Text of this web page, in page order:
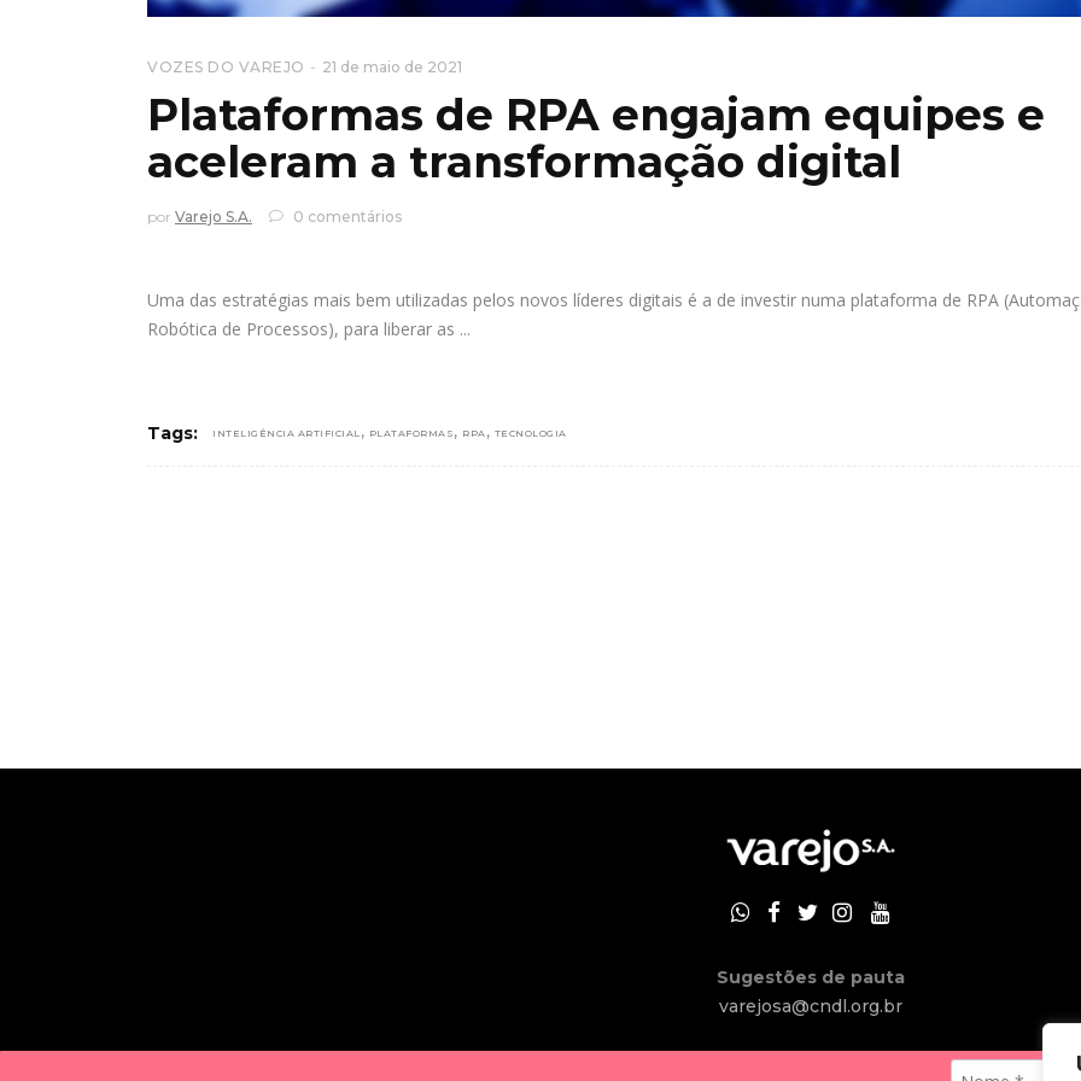
VOZES DO VAREJO 21 de maio de 2021
Plataformas de RPA engajam equipes e
aceleram a transformação digital
por Varejo S.A. 0 comentários
Uma das estratégias mais bem utilizadas pelos novos líderes digitais é a de investir numa plataforma de RPA
Robótica de Processos), para liberar as
Tags: INTELIGÊNCIA ARTIFICIAL , PLATAFORMAS , RPA , TECNOLOGIA
Sugestões de pauta
varejosa@cndl.org.br